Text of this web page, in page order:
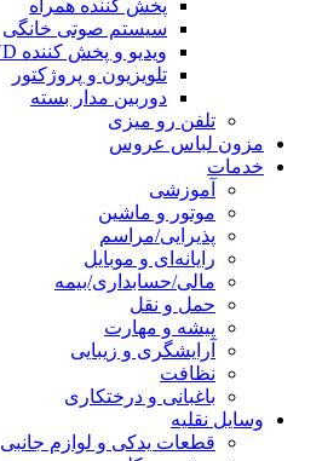
پخش کننده همراه
سیستم صوتی خانگی
ویدیو و پخش کننده DVD
تلویزیون و پروژکتور
دوربین مدار بسته
تلفن رو میزی
مزون لباس عروس
خدمات
آموزشی
موتور و ماشین
پذیرایی/مراسم
رایانه‌ای و موبایل
مالی/حسابداری/بیمه
حمل و نقل
پیشه و مهارت
آرایشگری و زیبایی
نظافت
باغبانی و درختکاری
وسایل نقلیه
قطعات یدکی و لوازم جانبی